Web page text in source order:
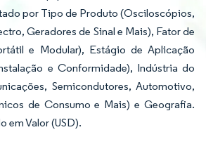
por Tipo de Produto (Osciloscópios,
Geradores de Sinal e Mais), Fator de
e Modular), Estágio de Aplicação
e Conformidade), Indústria do
Semicondutores, Automotivo,
de Consumo e Mais) e Geografia.
em Valor (USD).